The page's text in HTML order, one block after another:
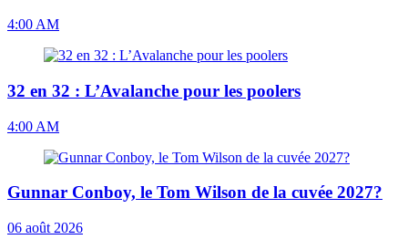
4:00 AM
32 en 32 : L’Avalanche pour les poolers
4:00 AM
Gunnar Conboy, le Tom Wilson de la cuvée 2027?
06 août 2026